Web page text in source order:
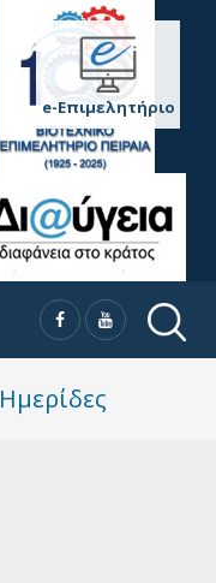
e-Επιμελητήριο
Ημερίδες